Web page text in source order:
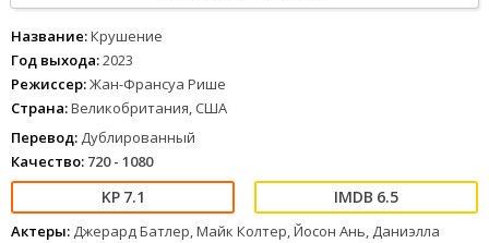
Крушение (2023) смотреть онлайн в хорошем HD720 и 1080p
качестве можно в интернете, современные технологии
позволяют наслаждаться кино премьерами полностью с
отличным звуком.
Название:Крушение
Год выхода:2023
Режиссер:Жан-Франсуа Рише
Страна:Великобритания, США
Перевод: Дублированный
Качество: 720 - 1080
7.1 6.5
Актеры: Джерард Батлер, Майк Колтер, Йосон Ань, Даниэлла